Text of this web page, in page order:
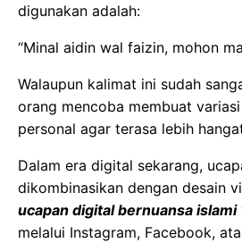
digunakan adalah:
“Minal aidin wal faizin, mohon
Walaupun kalimat ini sudah
orang mencoba membuat
personal agar terasa lebih
Dalam era digital sekarang,
dikombinasikan dengan desain
ucapan digital bernuansa islami
melalui Instagram, Facebook,